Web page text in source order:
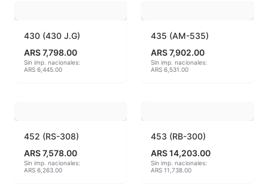
MAYCO CLEAR GLAZES
MAYCO DESIGNER LINER
MAYCO DUNCAN FRENCH DIMENSIONS
MAYCO E & E CHUNKIES
430 (430 J.G)
ARS 7,798.00
Sin imp. nacionales:
ARS 6,445.00
435 (AM-535)
ARS 7,902.00
Sin imp. nacionales:
ARS 6,531.00
452 (RS-308)
ARS 7,578.00
Sin imp. nacionales:
ARS 6,263.00
453 (RB-300)
ARS 14,203.00
Sin imp. nacionales:
ARS 11,738.00